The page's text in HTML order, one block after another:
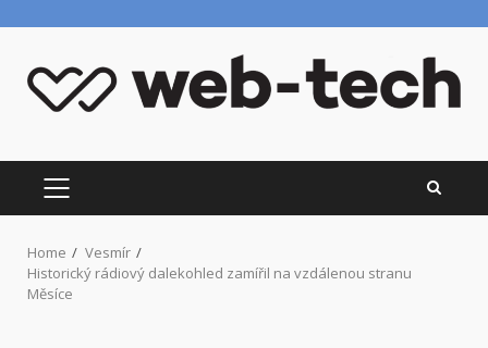
content
PRIMARY
MENU
Home
Vesmír
Historický rádiový dalekohled zamířil na vzdálenou stranu
Měsíce